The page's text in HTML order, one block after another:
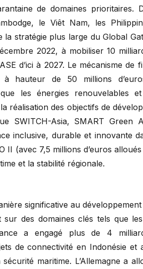
de domaines prioritaires.
le Viêt Nam, les
stratégie plus large du Global
2022, à mobiliser 10
d’ici à 2027. Le mécanisme de
à hauteur de 50 millions
les énergies renouvelables
réalisation des objectifs de
SWITCH-Asia, SMART Green
inclusive, durable et innovante
II (avec 7,5 millions d’euros
et la stabilité régionale.
significative au développement
des domaines clés tels que
a engagé plus de 4
de connectivité en Indonésie et
maritime. L’Allemagne a